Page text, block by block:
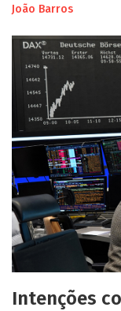
João Barros
Intenções